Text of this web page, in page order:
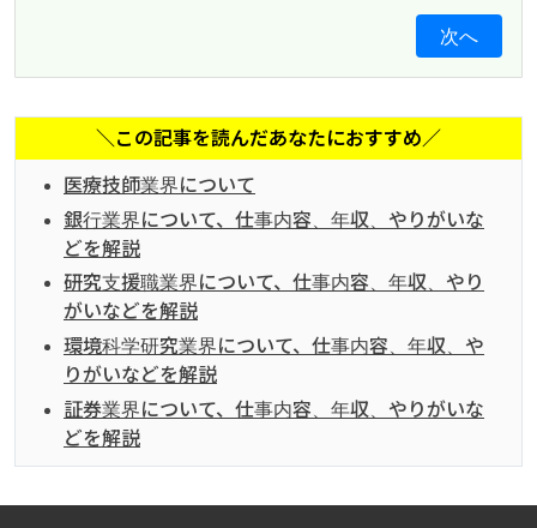
次へ
＼この記事を読んだあなたにおすすめ／
医療技師業界について
銀行業界について、仕事内容、年収、やりがいな
どを解説
研究支援職業界について、仕事内容、年収、やり
がいなどを解説
環境科学研究業界について、仕事内容、年収、や
りがいなどを解説
証券業界について、仕事内容、年収、やりがいな
どを解説